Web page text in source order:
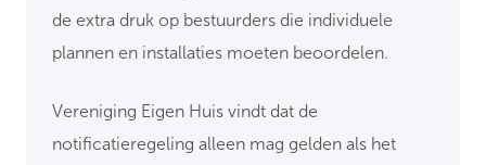
de extra druk op bestuurders die individuele
plannen en installaties moeten beoordelen.
Vereniging Eigen Huis vindt dat de
notificatieregeling alleen mag gelden als het